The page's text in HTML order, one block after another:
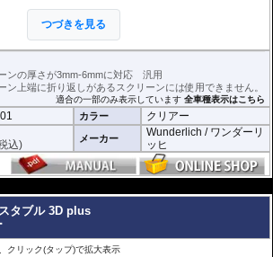
ば、取り付けが可能です。
外寸(スクリーン) : 横 x 高さ : 約23cm x 7c
m
※スクリーンを挟み込んで取り付けるタイ
プのため、上端に折り返しのあるスクリー
ンには使用できません。
※商品は汎用品ですが、一部車種について
はメーカーで取付確認がされています。詳
細は適合情報の全車種表示をご確認くださ
※BMW R1250RS / R1200RSLCは専用の
W42350-201 / W42350202をお求め下さ
い。
つづきを見る
ンの厚さが3mm-6mmに対応 汎用
ン上端に折り返しがあるスクリーンには使用できません。
適合の一部のみ表示しています全車種表示はこちら
カラー クリアー
込) メーカー
Wunderlich / ワンダーリ
ッヒ
タブル 3D plus
クリック(タップ)で拡大表示